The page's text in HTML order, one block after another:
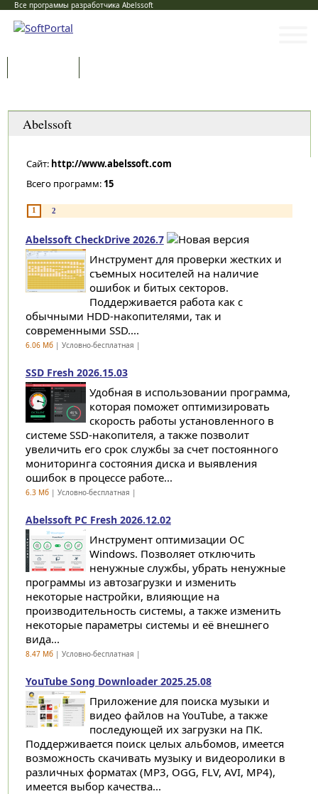
Все программы разработчика Abelssoft
Abelssoft
Сайт: http://www.abelssoft.com
Всего программ: 15
1 2
Abelssoft CheckDrive 2026.7
Инструмент для проверки жестких и
съемных носителей на наличие
ошибок и битых секторов.
Поддерживается работа как с
обычными HDD-накопителями, так и
современными SSD....
6.06 Мб| Условно-бесплатная |
SSD Fresh 2026.15.03
Удобная в использовании программа,
которая поможет оптимизировать
скорость работы установленного в
системе SSD-накопителя, а также позволит
увеличить его срок службы за счет постоянного
мониторинга состояния диска и выявления
ошибок в процессе работе...
6.3 Мб| Условно-бесплатная |
Abelssoft PC Fresh 2026.12.02
Инструмент оптимизации ОС
Windows. Позволяет отключить
ненужные службы, убрать ненужные
программы из автозагрузки и изменить
некоторые настройки, влияющие на
производительность системы, а также изменить
некоторые параметры системы и её внешнего
вида...
8.47 Мб| Условно-бесплатная |
YouTube Song Downloader 2025.25.08
Приложение для поиска музыки и
видео файлов на YouTube, а также
последующей их загрузки на ПК.
Поддерживается поиск целых альбомов, имеется
возможность скачивать музыку и видеоролики в
различных форматах (MP3, OGG, FLV, AVI, MP4),
имеется выбор качества...